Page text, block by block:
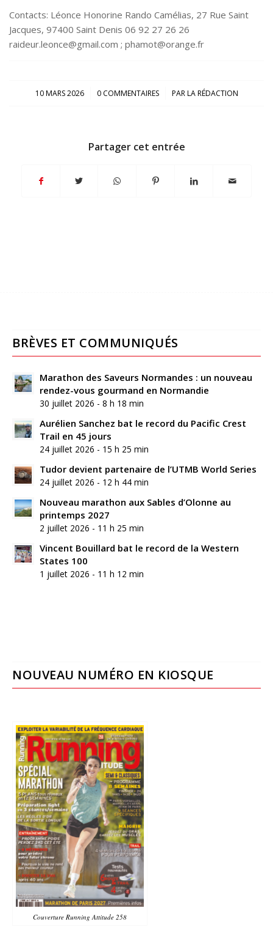
Contacts: Léonce Honorine Rando Camélias, 27 Rue Saint
Jacques, 97400 Saint Denis 06 92 27 26 26
raideur.leonce@gmail.com ; phamot@orange.fr
10 MARS 2026
/ 0 COMMENTAIRES
/ PARLA RÉDACTION
Partager cet entrée
BRÈVES ET COMMUNIQUÉS
Marathon des Saveurs Normandes : un nouveau
rendez-vous gourmand en Normandie
30 juillet 2026 - 8 h 18 min
Aurélien Sanchez bat le record du Pacific Crest
Trail en 45 jours
24 juillet 2026 - 15 h 25 min
Tudor devient partenaire de l’UTMB World Series
24 juillet 2026 - 12 h 44 min
Nouveau marathon aux Sables d’Olonne au
printemps 2027
2 juillet 2026 - 11 h 25 min
Vincent Bouillard bat le record de la Western
States 100
1 juillet 2026 - 11 h 12 min
NOUVEAU NUMÉRO EN KIOSQUE
Couverture Running Attitude 258